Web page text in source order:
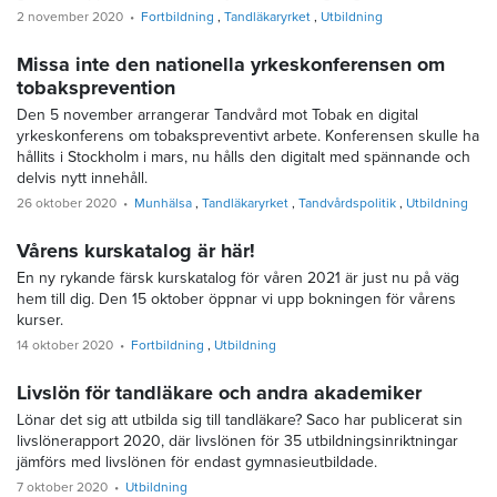
2 november 2020 Fortbildning Tandläkaryrket Utbildning
Missa inte den nationella yrkeskonferensen om
tobaksprevention
Den 5 november arrangerar Tandvård mot Tobak en digital
yrkeskonferens om tobakspreventivt arbete. Konferensen skulle ha
hållits i Stockholm i mars, nu hålls den digitalt med spännande och
delvis nytt innehåll.
26 oktober 2020 Munhälsa Tandläkaryrket Tandvårdspolitik Utbildning
Vårens kurskatalog är här!
En ny rykande färsk kurskatalog för våren 2021 är just nu på väg
hem till dig. Den 15 oktober öppnar vi upp bokningen för vårens
kurser.
14 oktober 2020 Fortbildning Utbildning
Livslön för tandläkare och andra akademiker
Lönar det sig att utbilda sig till tandläkare? Saco har publicerat sin
livslönerapport 2020, där livslönen för 35 utbildningsinriktningar
jämförs med livslönen för endast gymnasieutbildade.
7 oktober 2020 Utbildning